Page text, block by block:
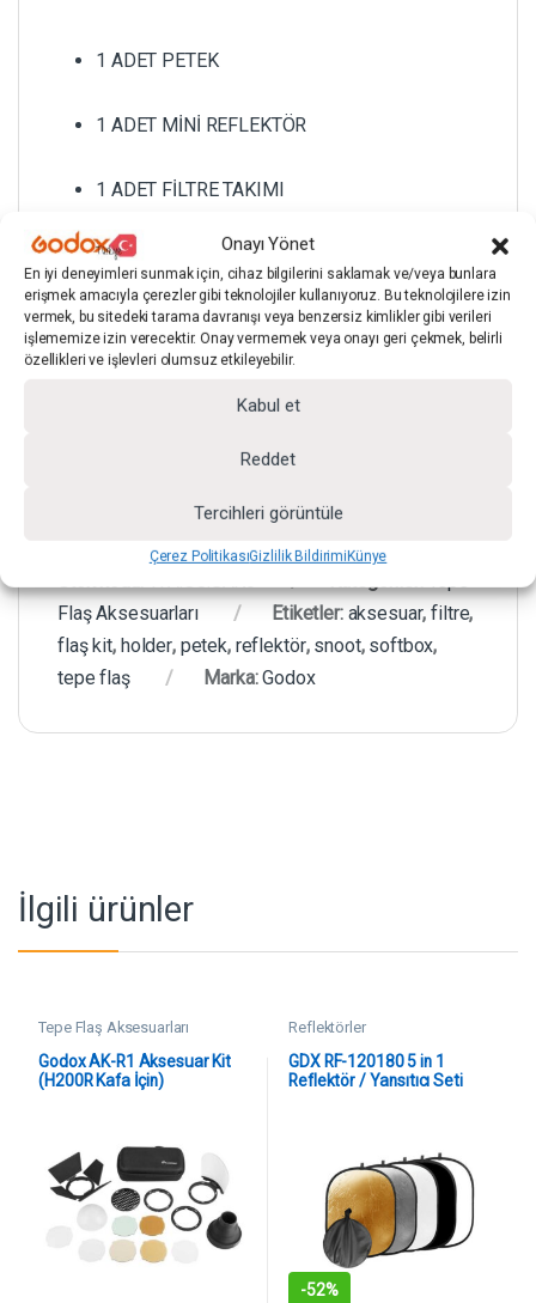
Onayı Yönet
En iyi deneyimleri sunmak için, cihaz bilgilerini saklamak ve/veya bunlara
erişmek amacıyla çerezler gibi teknolojiler kullanıyoruz. Bu teknolojilere izin
vermek, bu sitedeki tarama davranışı veya benzersiz kimlikler gibi verileri
işlememize izin verecektir. Onay vermemek veya onayı geri çekmek, belirli
özellikleri ve işlevleri olumsuz etkileyebilir.
Kabul et
Reddet
Tercihleri görüntüle
Çerez PolitikasıGizlilik BildirimiKünye
1 ADET PETEK
1 ADET MİNİ REFLEKTÖR
1 ADET FİLTRE TAKIMI
1 ADET SNOOT
1 ADET 15×20 SOFTBOX
Stok kodu: TFA.GO.SAK6 Kategoriler:
Tepe
Flaş Aksesuarları
Etiketler: aksesuar,filtre,
flaş kit, holder, petek, reflektör, snoot, softbox,
tepe flaş
Marka:Godox
İlgili ürünler
Tepe Flaş Aksesuarları
Godox AK-R1 Aksesuar Kit
(H200R Kafa İçin)
Reflektörler
GDX RF-120180 5 in 1
Reflektör / Yansıtıcı Seti
-52%